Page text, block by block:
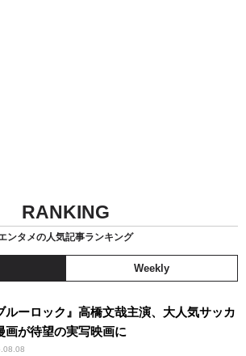
RANKING
ンタメの人気記事ランキング
Weekly
ルーロック』高橋文哉主演、大人気サッカ
画が待望の実写映画に